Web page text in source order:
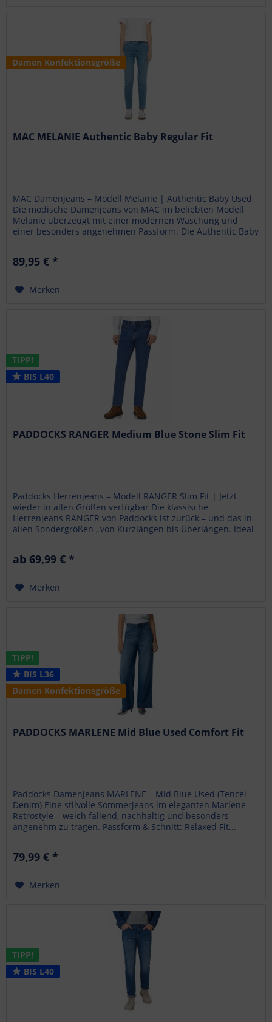
Damen Konfektionsgröße
MAC MELANIE Authentic Baby Regular Fit
MAC Damenjeans – Modell Melanie | Authentic Baby Used
Die modische Damenjeans von MAC im beliebten Modell
Melanie überzeugt mit einer modernen Waschung und
einer besonders angenehmen Passform. Die Authentic Baby
89,95 € *
Merken
TIPP!
BIS L40
PADDOCKS RANGER Medium Blue Stone Slim Fit
Paddocks Herrenjeans – Modell RANGER Slim Fit | Jetzt
wieder in allen Größen verfügbar Die klassische
Herrenjeans RANGER von Paddocks ist zurück – und das in
allen Sondergrößen , von Kurzlängen bis Überlängen. Ideal
ab 69,99 € *
Merken
TIPP!
BIS L36
Damen Konfektionsgröße
PADDOCKS MARLENE Mid Blue Used Comfort Fit
Paddocks Damenjeans MARLENE – Mid Blue Used (Tencel
Denim) Eine stilvolle Sommerjeans im eleganten Marlene-
Retrostyle – weich fallend, nachhaltig und besonders
angenehm zu tragen. Passform & Schnitt: Relaxed Fit...
79,99 € *
Merken
TIPP!
BIS L40